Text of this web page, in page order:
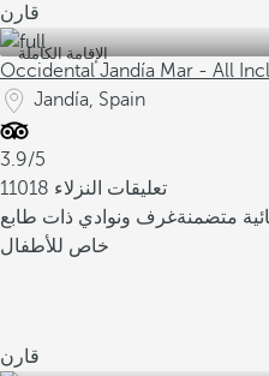
قارن
الإقامة الكاملة
Occidental Jandía Mar - All
Jandía, Spain
3.9/5
11018 تعليقات النزلاء
متضمنةغرف ونوادي ذات طابع
خاص للأطفال
قارن